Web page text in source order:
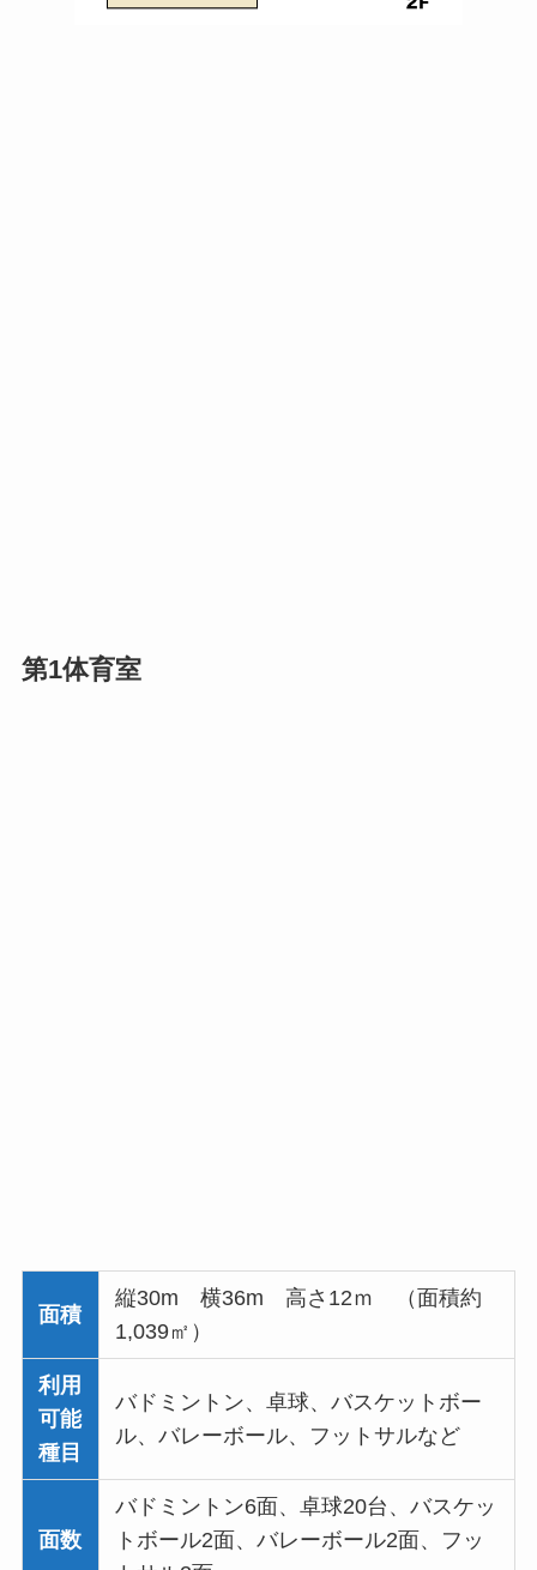
第1体育室
面積
縦30m 横36m 高さ12ｍ （面積約
1,039㎡）
利用
可能
種目
バドミントン、卓球、バスケットボー
ル、バレーボール、フットサルなど
面数
バドミントン6面、卓球20台、バスケッ
トボール2面、バレーボール2面、フッ